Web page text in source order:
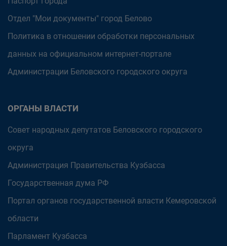
Отдел "Мои документы" город Белово
Политика в отношении обработки персональных
данных на официальном интернет-портале
Администрации Беловского городского округа
ОРГАНЫ ВЛАСТИ
Совет народных депутатов Беловского городского
округа
Администрация Правительства Кузбасса
Государственная дума РФ
Портал органов государственной власти Кемеровской
области
Парламент Кузбасса